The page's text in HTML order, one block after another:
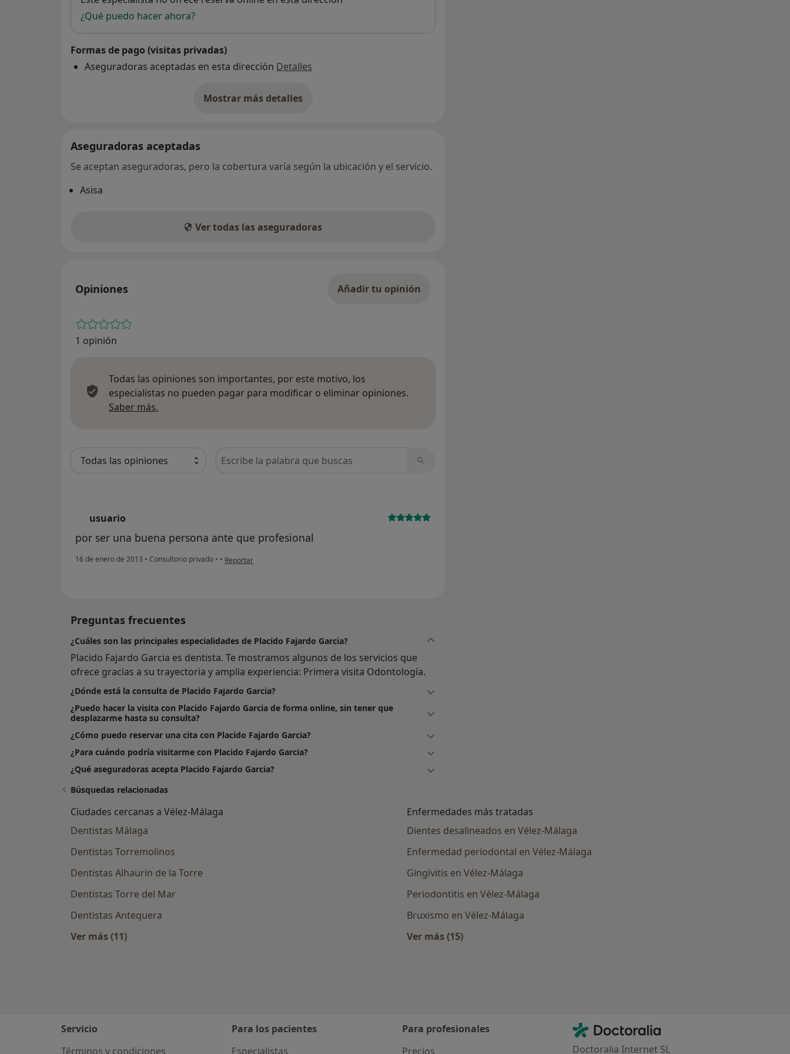
¿Qué puedo hacer ahora?
Formas de pago (visitas privadas)
Aseguradoras aceptadas en esta dirección Detalles
Mostrar más detalles
sobre la dirección
Aseguradoras aceptadas
Se aceptan aseguradoras, pero la cobertura varía según la ubicación y el servicio.
Asisa
Ver todas las aseguradoras
Opiniones Añadir tu opinión
1 opinión
Todas las opiniones son importantes, por este motivo, los
especialistas no pueden pagar para modificar o eliminar opiniones.
Saber más.
Busca en opiniones
usuario
por ser una buena persona ante que profesional
16 de enero de 2013 • Consultorio privado • • en opinión del usuario usuario
Reportar
Preguntas frecuentes
¿Cuáles son las principales especialidades de Placido Fajardo Garcia?
Placido Fajardo Garcia es dentista. Te mostramos algunos de los servicios que
ofrece gracias a su trayectoria y amplia experiencia: Primera visita Odontología.
¿Dónde está la consulta de Placido Fajardo Garcia?
¿Puedo hacer la visita con Placido Fajardo Garcia de forma online, sin tener que
desplazarme hasta su consulta?
¿Cómo puedo reservar una cita con Placido Fajardo Garcia?
¿Para cuándo podría visitarme con Placido Fajardo Garcia?
¿Qué aseguradoras acepta Placido Fajardo Garcia?
Búsquedas relacionadas
Ciudades cercanas a Vélez-Málaga
Dentistas Málaga
Dentistas Torremolinos
Dentistas Alhaurin de la Torre
Dentistas Torre del Mar
Dentistas Antequera
Ver más (11)
Enfermedades más tratadas
Dientes desalineados en Vélez-Málaga
Enfermedad periodontal en Vélez-Málaga
Gingivitis en Vélez-Málaga
Periodontitis en Vélez-Málaga
Bruxismo en Vélez-Málaga
Ver más (15)
Servicio
Términos y condiciones
Para los pacientes
Especialistas
Para profesionales
Precios
Contacto
Doctoralia - Página de inicio
Doctoralia Internet SL